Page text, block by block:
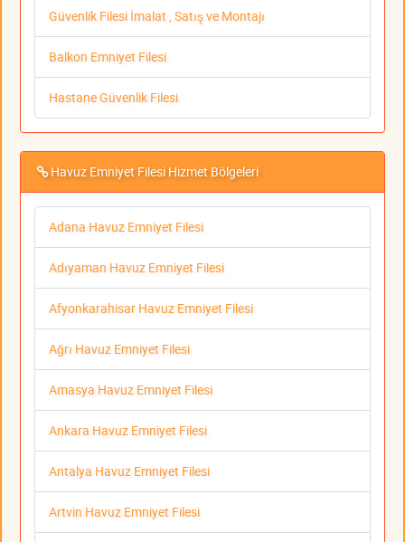
Güvenlik Filesi İmalat , Satış ve Montajı
Balkon Emniyet Filesi
Hastane Güvenlik Filesi
Havuz Emniyet Filesi Hizmet Bölgeleri
Adana Havuz Emniyet Filesi
Adıyaman Havuz Emniyet Filesi
Afyonkarahisar Havuz Emniyet Filesi
Ağrı Havuz Emniyet Filesi
Amasya Havuz Emniyet Filesi
Ankara Havuz Emniyet Filesi
Antalya Havuz Emniyet Filesi
Artvin Havuz Emniyet Filesi